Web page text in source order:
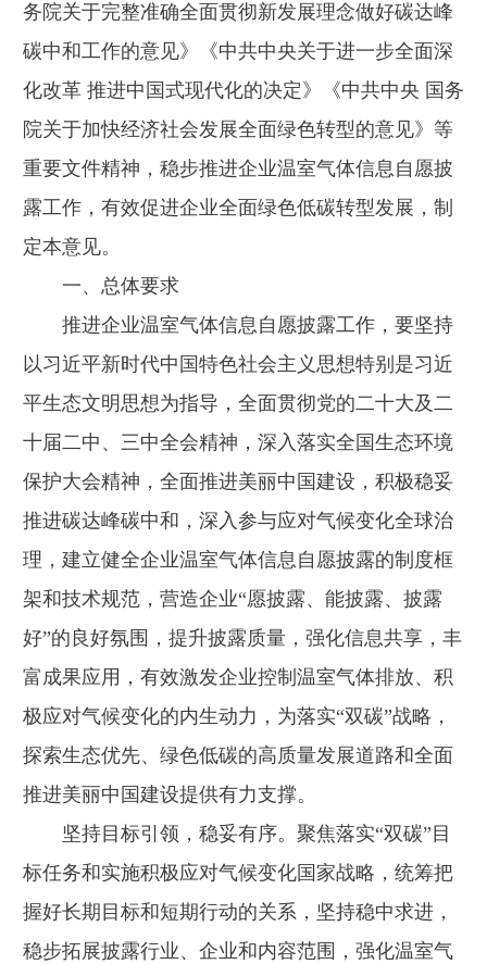
务院关于完整准确全面贯彻新发展理念做好碳达峰
碳中和工作的意见》《中共中央关于进一步全面深
化改革 推进中国式现代化的决定》《中共中央 国务
院关于加快经济社会发展全面绿色转型的意见》等
重要文件精神，稳步推进企业温室气体信息自愿披
露工作，有效促进企业全面绿色低碳转型发展，制
定本意见。
一、总体要求
推进企业温室气体信息自愿披露工作，要坚持
以习近平新时代中国特色社会主义思想特别是习近
平生态文明思想为指导，全面贯彻党的二十大及二
十届二中、三中全会精神，深入落实全国生态环境
保护大会精神，全面推进美丽中国建设，积极稳妥
推进碳达峰碳中和，深入参与应对气候变化全球治
理，建立健全企业温室气体信息自愿披露的制度框
架和技术规范，营造企业“愿披露、能披露、披露
好”的良好氛围，提升披露质量，强化信息共享，丰
富成果应用，有效激发企业控制温室气体排放、积
极应对气候变化的内生动力，为落实“双碳”战略，
探索生态优先、绿色低碳的高质量发展道路和全面
推进美丽中国建设提供有力支撑。
坚持目标引领，稳妥有序。聚焦落实“双碳”目
标任务和实施积极应对气候变化国家战略，统筹把
握好长期目标和短期行动的关系，坚持稳中求进，
稳步拓展披露行业、企业和内容范围，强化温室气